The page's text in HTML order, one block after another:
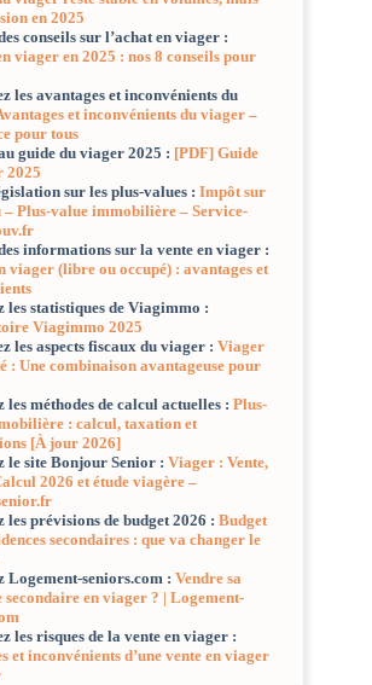
en 2025
conseils sur l’achat en viager :
viager en 2025 : nos 8 conseils pour
les avantages et inconvénients du
et inconvénients du viager –
pour tous
guide du viager 2025 : [PDF] Guide
2025
sur les plus-values :Impôt sur
– Plus-value immobilière – Service-
informations sur la vente en viager :
viager (libre ou occupé) : avantages et
les statistiques de Viagimmo :
Viagimmo 2025
les aspects fiscaux du viager :Viager
: Une combinaison avantageuse pour
les méthodes de calcul actuelles :Plus-
: calcul, taxation et
[À jour 2026]
le site Bonjour Senior :Viager : Vente,
2026 et étude viagère –
les prévisions de budget 2026 :Budget
secondaires : que va changer le
Logement-seniors.com :Vendre sa
secondaire en viager ? | Logement-
les risques de la vente en viager :
et inconvénients d’une vente en viager